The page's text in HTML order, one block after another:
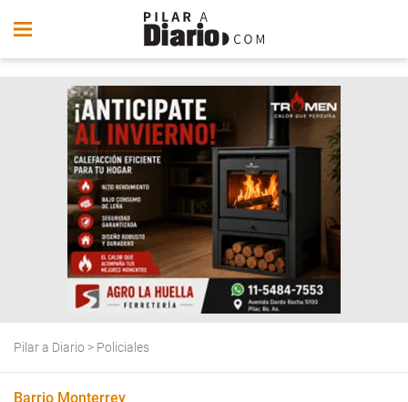
Pilar a Diario > Policiales
Barrio Monterrey